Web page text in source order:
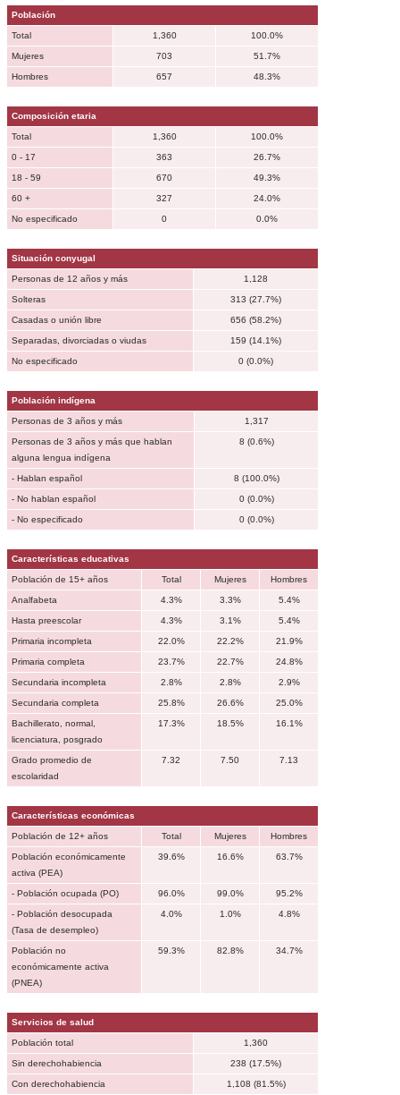
Población
Total 1,360 100.0%
Mujeres 703 51.7%
Hombres 657 48.3%
Composición etaria
Total 1,360 100.0%
0 - 17 363 26.7%
18 - 59 670 49.3%
60 + 327 24.0%
No especificado 0 0.0%
Situación conyugal
Personas de 12 años y más 1,128
Solteras 313 (27.7%)
Casadas o unión libre 656 (58.2%)
Separadas, divorciadas o viudas 159 (14.1%)
No especificado 0 (0.0%)
Población indígena
Personas de 3 años y más 1,317
Personas de 3 años y más que hablan
alguna lengua indígena
8 (0.6%)
- Hablan español 8 (100.0%)
- No hablan español 0 (0.0%)
- No especificado 0 (0.0%)
Características educativas
Población de 15+ años Total Mujeres Hombres
Analfabeta 4.3% 3.3% 5.4%
Hasta preescolar 4.3% 3.1% 5.4%
Primaria incompleta 22.0% 22.2% 21.9%
Primaria completa 23.7% 22.7% 24.8%
Secundaria incompleta 2.8% 2.8% 2.9%
Secundaria completa 25.8% 26.6% 25.0%
Bachillerato, normal,
licenciatura, posgrado
17.3% 18.5% 16.1%
Grado promedio de
escolaridad
7.32 7.50 7.13
Características económicas
Población de 12+ años Total Mujeres Hombres
Población económicamente
activa (PEA)
39.6% 16.6% 63.7%
- Población ocupada (PO) 96.0% 99.0% 95.2%
- Población desocupada
(Tasa de desempleo)
4.0% 1.0% 4.8%
Población no
económicamente activa
(PNEA)
59.3% 82.8% 34.7%
Servicios de salud
Población total 1,360
Sin derechohabiencia 238 (17.5%)
Con derechohabiencia 1,108 (81.5%)